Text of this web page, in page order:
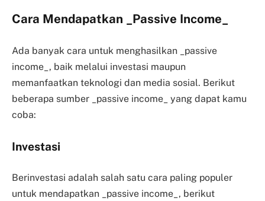
Cara Mendapatkan _Passive Income_
Ada banyak cara untuk menghasilkan _passive
income_, baik melalui investasi maupun
memanfaatkan teknologi dan media sosial. Berikut
beberapa sumber _passive income_ yang dapat kamu
coba:
Investasi
Berinvestasi adalah salah satu cara paling populer
untuk mendapatkan _passive income_, berikut